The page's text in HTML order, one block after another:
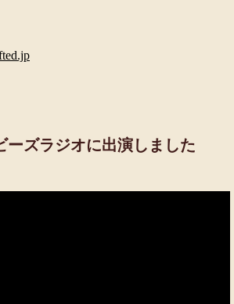
ーズラジオに出演しました